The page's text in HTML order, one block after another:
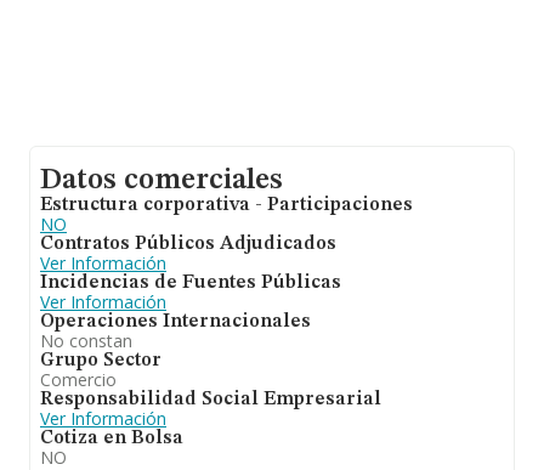
Datos comerciales
Estructura corporativa - Participaciones
NO
Contratos Públicos Adjudicados
Ver Información
Incidencias de Fuentes Públicas
Ver Información
Operaciones Internacionales
No constan
Grupo Sector
Comercio
Responsabilidad Social Empresarial
Ver Información
Cotiza en Bolsa
NO